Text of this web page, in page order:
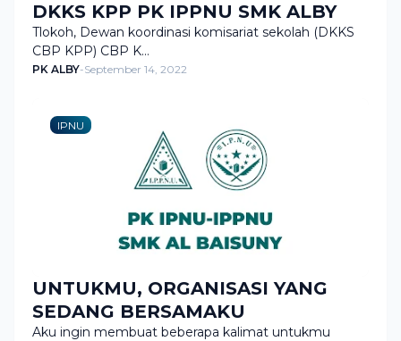
DKKS KPP PK IPPNU SMK ALBY
Tlokoh, Dewan koordinasi komisariat sekolah (DKKS
CBP KPP) CBP K…
PK ALBY-September 14, 2022
IPNU
UNTUKMU, ORGANISASI YANG
SEDANG BERSAMAKU
Aku ingin membuat beberapa kalimat untukmu